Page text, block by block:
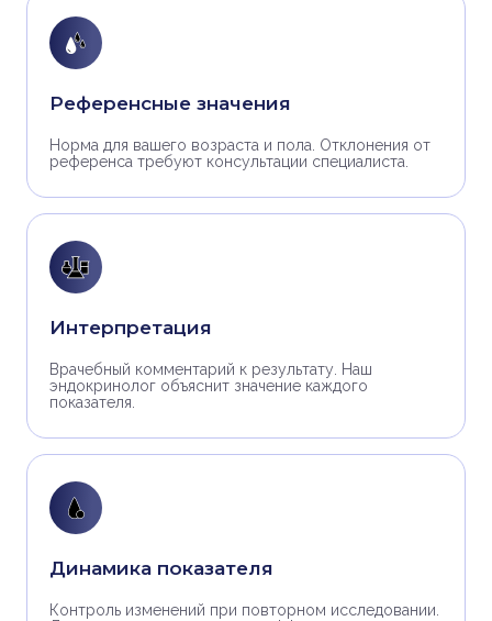
Референсные значения
Норма для вашего возраста и пола. Отклонения от
референса требуют консультации специалиста.
Интерпретация
Врачебный комментарий к результату. Наш
эндокринолог объяснит значение каждого
показателя.
Динамика показателя
Контроль изменений при повторном исследовании.